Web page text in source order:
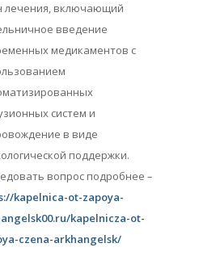
лечения, включающий
введение
медикаментов с
систем и
в виде
поддержки.
вопрос подробнее –
kapelnica-ot-zapoya-
kapelnicza-ot-
czena-arkhangelsk/